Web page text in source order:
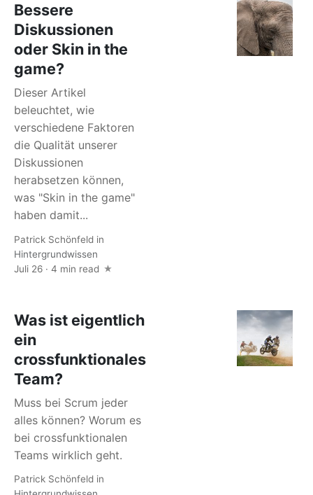
Bessere
Diskussionen
oder Skin in the
game?
Dieser Artikel
beleuchtet, wie
verschiedene Faktoren
die Qualität unserer
Diskussionen
herabsetzen können,
was "Skin in the game"
haben damit...
Patrick Schönfeld in
Hintergrundwissen
Juli 26 · 4 min read
Was ist eigentlich
ein
crossfunktionales
Team?
Muss bei Scrum jeder
alles können? Worum es
bei crossfunktionalen
Teams wirklich geht.
Patrick Schönfeld in